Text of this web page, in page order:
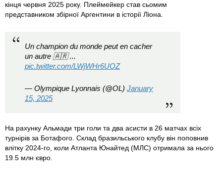
кінця червня 2025 року. Плеймейкер став сьомим
представником збірної Аргентини в історії Ліона.
Un champion du monde peut en cacher
un autre 🇦🇷 ...
pic.twitter.com/LWjWHr6UOZ
— Olympique Lyonnais (@OL) January
15, 2025
На рахунку Альмади три голи та два асисти в 26 матчах всіх
турнірів за Ботафого. Склад бразильського клубу він поповнив
влітку 2024-го, коли Атланта Юнайтед (МЛС) отримала за нього
19.5 млн євро.